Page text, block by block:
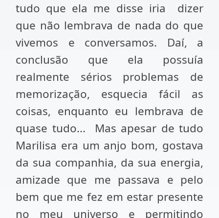
tudo que ela me disse iria dizer
que não lembrava de nada do que
vivemos e conversamos. Daí, a
conclusão que ela possuía
realmente sérios problemas de
memorização, esquecia fácil as
coisas, enquanto eu lembrava de
quase tudo... Mas apesar de tudo
Marilisa era um anjo bom, gostava
da sua companhia, da sua energia,
amizade que me passava e pelo
bem que me fez em estar presente
no meu universo e permitindo